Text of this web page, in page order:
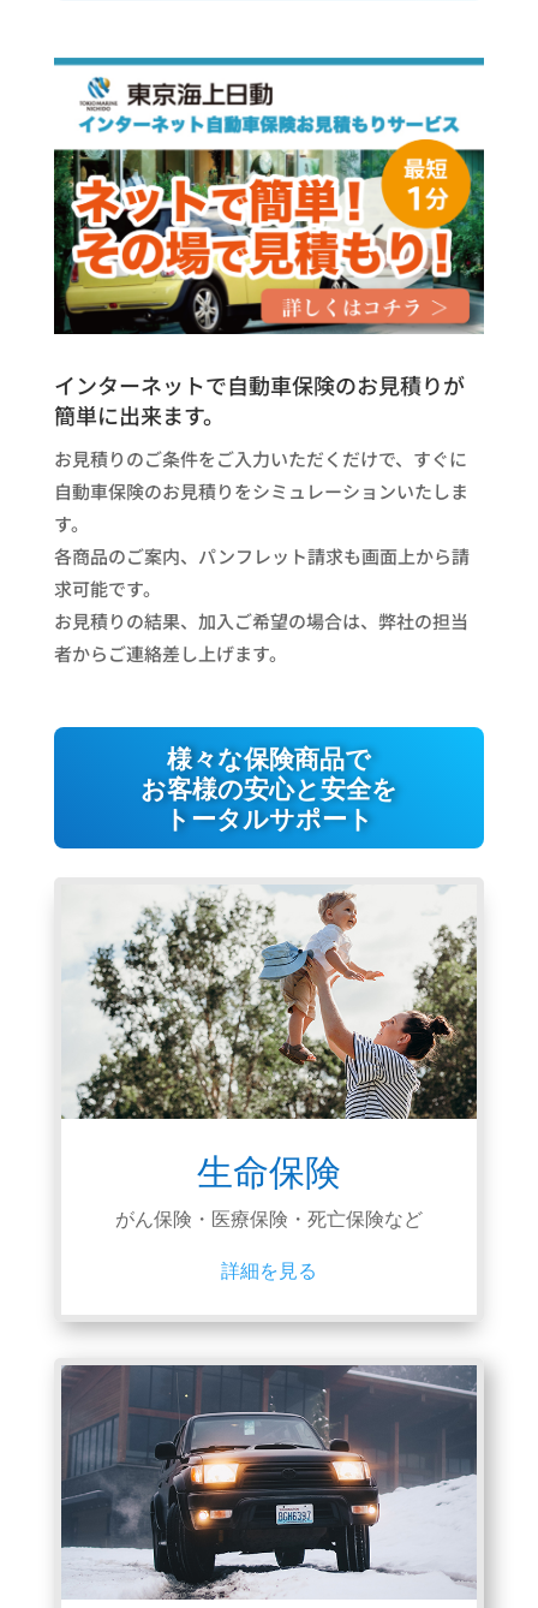
インターネットで自動車保険のお見積りが
簡単に出来ます。
お見積りのご条件をご入力いただくだけで、すぐに
自動車保険のお見積りをシミュレーションいたしま
す。
各商品のご案内、パンフレット請求も画面上から請
求可能です。
お見積りの結果、加入ご希望の場合は、弊社の担当
者からご連絡差し上げます。
様々な保険商品で
お客様の安心と安全を
トータルサポート
生命保険
がん保険・医療保険・死亡保険など
詳細を見る